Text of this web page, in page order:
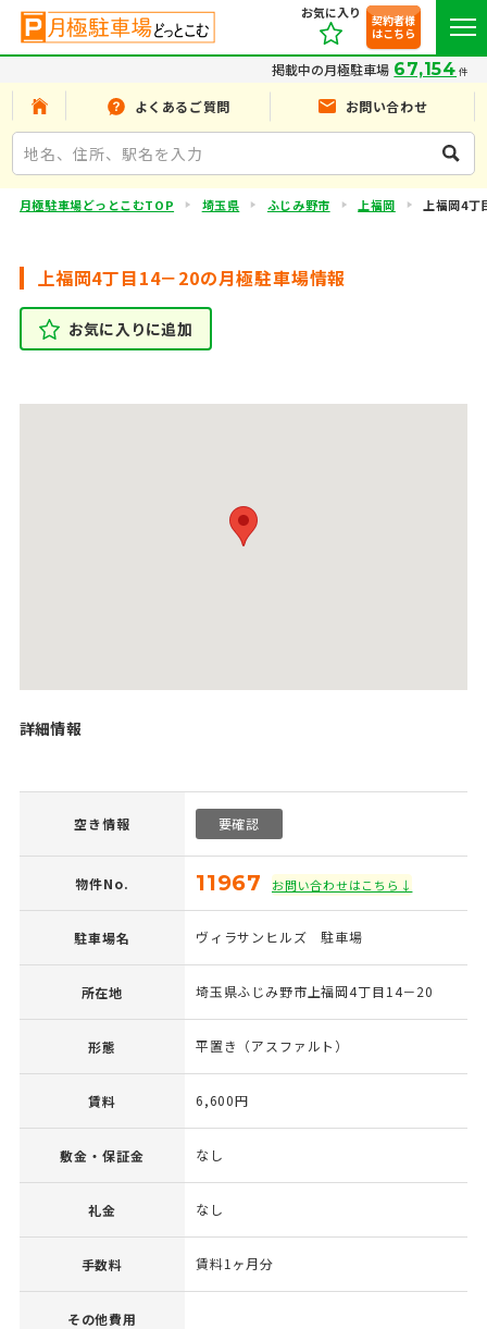
お気に入り
契約者様
はこちら
掲載中の月極駐車場 67,154 件
よくあるご質問 お問い合わせ
月極駐車場どっとこむTOP 埼玉県 ふじみ野市 上福岡 上福岡4丁
上福岡4丁目14－20の月極駐車場情報
お気に入りに追加
詳細情報
空き情報 要確認
物件No. 11967 お問い合わせはこちら↓
駐車場名 ヴィラサンヒルズ 駐車場
所在地 埼玉県ふじみ野市上福岡4丁目14－20
形態 平置き（アスファルト）
賃料 6,600円
敷金・保証金 なし
礼金 なし
手数料 賃料1ヶ月分
その他費用